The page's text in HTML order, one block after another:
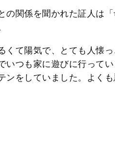
の関係を聞かれた証人は
くて陽気で、とても人懐
いつも家に遊びに行って
ンをしていました。よくも